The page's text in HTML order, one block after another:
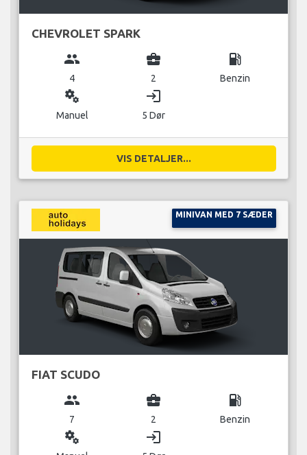
CHEVROLET SPARK
group
4
business_center
2
local_gas_station
Benzin
miscellaneous_services
Manuel
login
5 Dør
VIS DETALJER...
MINIVAN MED 7 SÆDER
FIAT SCUDO
group
7
business_center
2
local_gas_station
Benzin
miscellaneous_services login